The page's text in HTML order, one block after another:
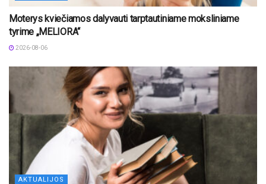
Moterys kviečiamos dalyvauti tarptautiniame moksliniame
tyrime „MELIORA“
2026-08-06
AKTUALIJOS